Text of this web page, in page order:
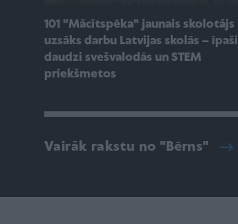
101 "Mācītspēka" jaunais skolotājs
uzsāks darbu Latvijas skolās – īpaši
daudzi svešvalodās un STEM
priekšmetos
Vairāk rakstu no "Bērns"